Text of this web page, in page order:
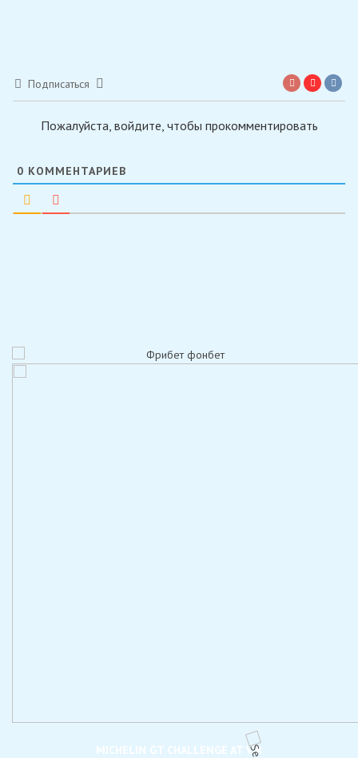
Подписаться
Пожалуйста, войдите, чтобы прокомментировать
0 КОММЕНТАРИЕВ
MICHELIN GT CHALLENGE AT VIR